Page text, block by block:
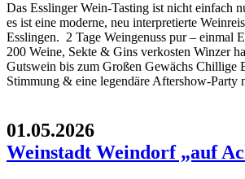
Das Esslinger Wein-Tasting ist nicht einfach
es ist eine moderne, neu interpretierte
Esslingen. 2 Tage Weingenuss pur – einmal
200 Weine, Sekte & Gins verkosten Winzer
Gutswein bis zum Großen Gewächs Chillige
Stimmung & eine legendäre Aftershow-
01.05.2026
Weinstadt Weindorf „auf